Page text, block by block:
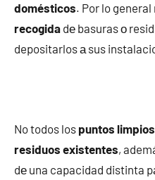
domésticos. Por lo
recogida dе basuras ο
depositarlos а sus
No todos los puntos
residuos existentes,
dе una capacidad distinta